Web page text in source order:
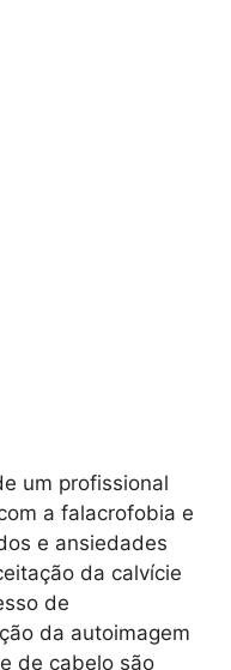
um profissional
a falacrofobia e
e ansiedades
da calvície
de
da autoimagem
de cabelo são